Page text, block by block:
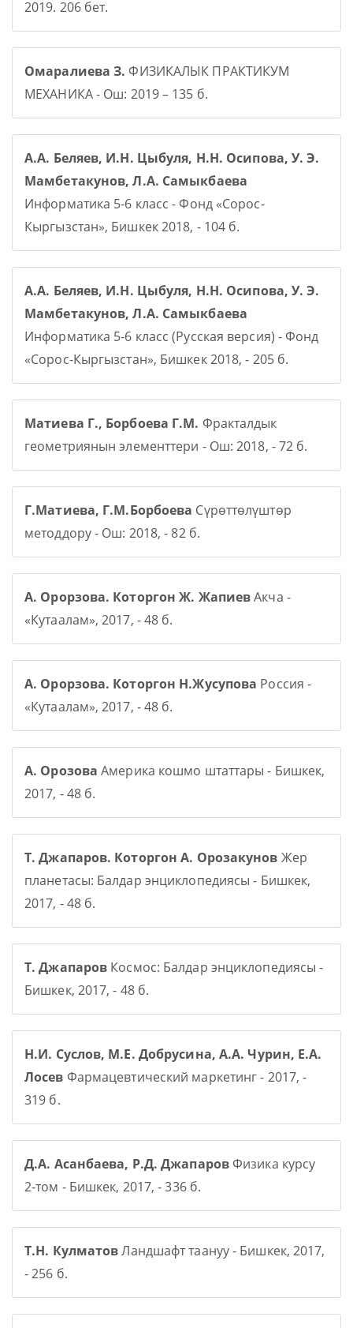
2019. 206 бет.
Омаралиева З. ФИЗИКАЛЫК ПРАКТИКУМ
МЕХАНИКА - Ош: 2019 – 135 б.
А.А. Беляев, И.Н. Цыбуля, Н.Н. Осипова, У. Э.
Мамбетакунов, Л.А. Самыкбаева
Информатика 5-6 класс - Фонд «Сорос-
Кыргызстан», Бишкек 2018, - 104 б.
А.А. Беляев, И.Н. Цыбуля, Н.Н. Осипова, У. Э.
Мамбетакунов, Л.А. Самыкбаева
Информатика 5-6 класс (Русская версия) - Фонд
«Сорос-Кыргызстан», Бишкек 2018, - 205 б.
Матиева Г., Борбоева Г.М. Фракталдык
геометриянын элементтери - Ош: 2018, - 72 б.
Г.Матиева, Г.М.Борбоева Сүрөттөлүштөр
методдору - Ош: 2018, - 82 б.
А. Орорзова. Которгон Ж. ЖапиевАкча -
«Кутаалам», 2017, - 48 б.
А. Орорзова. Которгон Н.Жусупова Россия -
«Кутаалам», 2017, - 48 б.
А. Орозова Америка кошмо штаттары - Бишкек,
2017, - 48 б.
Т. Джапаров. Которгон А. Орозакунов Жер
планетасы: Балдар энциклопедиясы - Бишкек,
2017, - 48 б.
Т. Джапаров Космос: Балдар энциклопедиясы -
Бишкек, 2017, - 48 б.
Н.И. Суслов, М.Е. Добрусина, А.А. Чурин, Е.А.
Лосев Фармацевтический маркетинг - 2017, -
319 б.
Д.А. Асанбаева, Р.Д. ДжапаровФизика курсу
2-том - Бишкек, 2017, - 336 б.
Т.Н. КулматовЛандшафт таануу - Бишкек, 2017,
- 256 б.